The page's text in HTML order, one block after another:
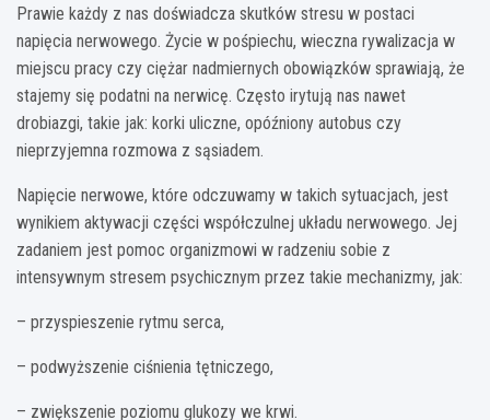
Prawie każdy z nas doświadcza skutków stresu w postaci
napięcia nerwowego. Życie w pośpiechu, wieczna rywalizacja w
miejscu pracy czy ciężar nadmiernych obowiązków sprawiają, że
stajemy się podatni na nerwicę. Często irytują nas nawet
drobiazgi, takie jak: korki uliczne, opóźniony autobus czy
nieprzyjemna rozmowa z sąsiadem.
Napięcie nerwowe, które odczuwamy w takich sytuacjach, jest
wynikiem aktywacji części współczulnej układu nerwowego. Jej
zadaniem jest pomoc organizmowi w radzeniu sobie z
intensywnym stresem psychicznym przez takie mechanizmy, jak:
– przyspieszenie rytmu serca,
– podwyższenie ciśnienia tętniczego,
– zwiększenie poziomu glukozy we krwi.